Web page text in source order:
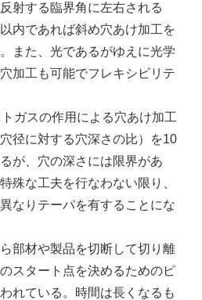
射する臨界角に左右される
内であれば斜め穴あけ加工を
また、光であるがゆえに光学
加工も可能でフレキシビリテ
ガスの作用による穴あけ加工
径に対する穴深さの比）を10
が、穴の深さには限界があ
殊な工夫を行なわない限り、
なりテーパを有することにな
部材や製品を切断して切り離
スタート点を決めるためのピ
れている。時間は長くなるも